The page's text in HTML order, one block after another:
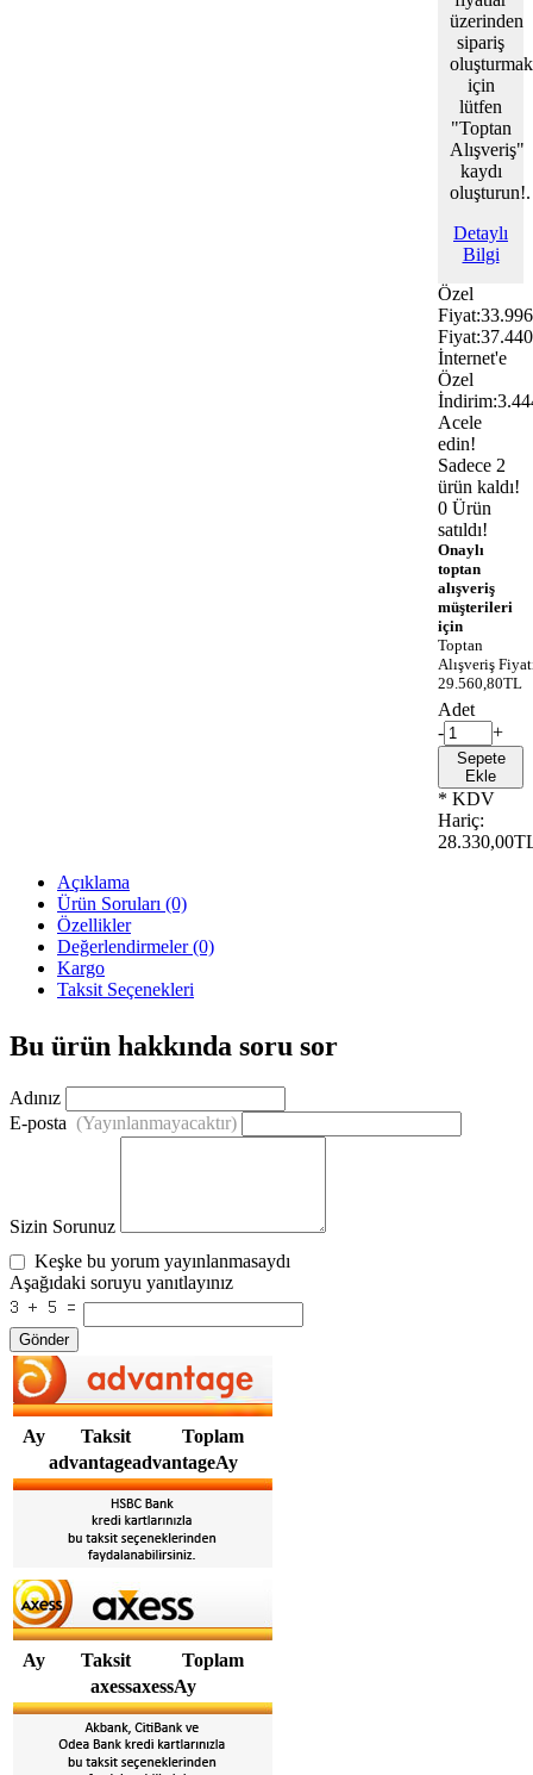
üzerinden
sipariş
oluşturmak
için
lütfen
"Toptan
Alışveriş"
kaydı
oluşturun!.
Detaylı
Bilgi
Özel
Fiyat:
Fiyat:
İnternet'e
Özel
İndirim:
Acele
edin!
Sadece 2
ürün kaldı!
0 Ürün
satıldı!
Onaylı
toptan
alışveriş
müşterileri
için
Toptan
Alışveriş
29.560,80TL
Adet
-
+
Sepete
Ekle
* KDV
Hariç:
Açıklama
Ürün Soruları (0)
Özellikler
Değerlendirmeler (0)
Kargo
Taksit Seçenekleri
Bu ürün hakkında soru sor
Adınız
E-posta (Yayınlanmayacaktır)
Sizin Sorunuz
Keşke bu yorum yayınlanmasaydı
Aşağıdaki soruyu yanıtlayınız
Gönder
Ay Taksit
Toplam
advantageadvantageAy
Ay Taksit
Toplam
axessaxessAy